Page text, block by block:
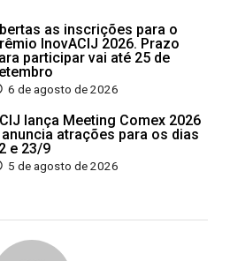
as inscrições para o
InovACIJ 2026. Prazo
participar vai até 25 de
6 de agosto de 2026
lança Meeting Comex 2026
anuncia atrações para os dias
e 23/9
5 de agosto de 2026